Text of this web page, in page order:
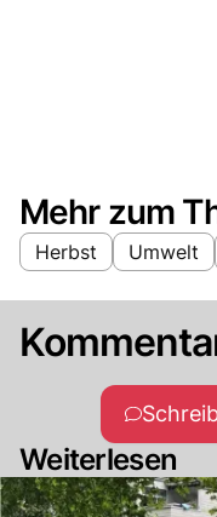
Mehr zum
Herbst Umwelt
Weiterlesen